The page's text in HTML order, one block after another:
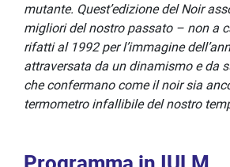
mutante. Quest’edizione del Noir
migliori del nostro passato – non a
rifatti al 1992 per l’immagine
attraversata da un dinamismo e da
che confermano come il noir sia
termometro infallibile del nostro